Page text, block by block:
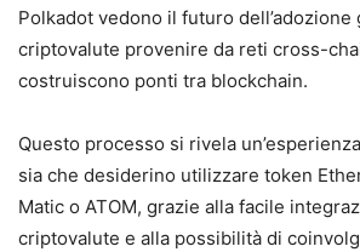
Polkadot vedono il futuro dell’adozione
criptovalute provenire da reti cross-
costruiscono ponti tra blockchain.
Questo processo si rivela
sia che desiderino utilizzare token
Matic o ATOM, grazie alla facile
criptovalute e alla possibilità di